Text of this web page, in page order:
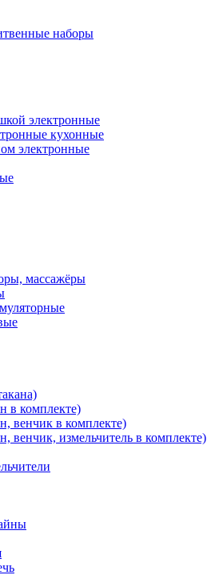
наборы
электронные
кухонные
электронные
массажёры
в комплекте)
венчик в комплекте)
венчик, измельчитель в комплекте)